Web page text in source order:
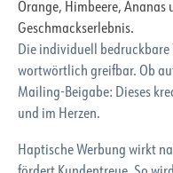
Orange, Himbeere, Ananas
Geschmackserlebnis.
Die individuell
wortwörtlich greifbar. Ob
Mailing-Beigabe: Dieses
und im Herzen.
Haptische Werbung wirkt